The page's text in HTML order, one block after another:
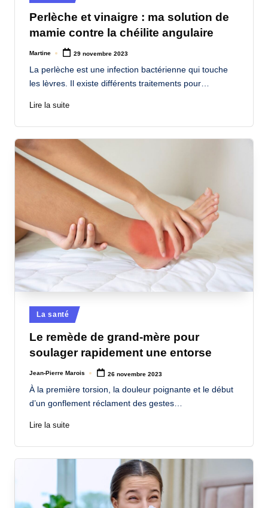
in
Perlèche et vinaigre : ma solution de
mamie contre la chéilite angulaire
Posted
Martine 29 novembre 2023
La perlèche est une infection bactérienne qui touche
les lèvres. Il existe différents traitements pour…
Lire la suite
Posted
in
La santé
Le remède de grand-mère pour
soulager rapidement une entorse
Posted
Jean-Pierre Marois 26 novembre 2023
À la première torsion, la douleur poignante et le début
d’un gonflement réclament des gestes…
Lire la suite